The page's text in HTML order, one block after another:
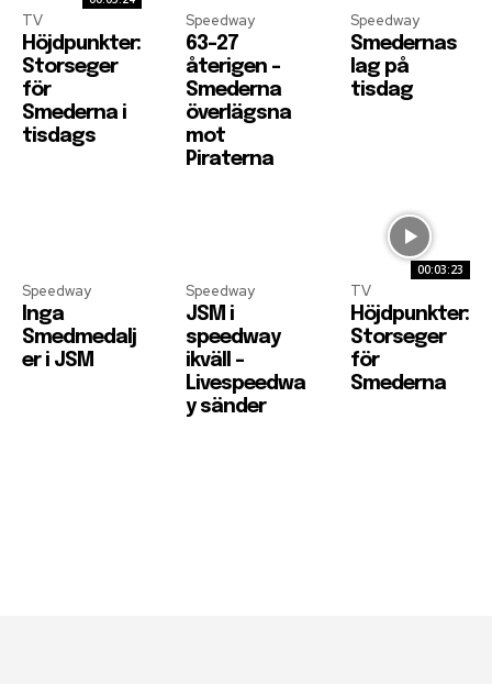
TV
Höjdpunkter:
Storseger
för
Smederna i
tisdags
Speedway
63-27
återigen –
Smederna
överlägsna
mot
Piraterna
Speedway
Smedernas
lag på
tisdag
Speedway
Inga
Smedmedalj
er i JSM
Speedway
JSM i
speedway
ikväll –
Livespeedwa
y sänder
00:03:23
TV
Höjdpunkter:
Storseger
för
Smederna